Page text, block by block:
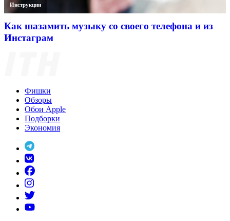
Инструкции
Как шазамить музыку со своего телефона и из
Инстаграм
Фишки
Обзоры
Обои Apple
Подборки
Экономия